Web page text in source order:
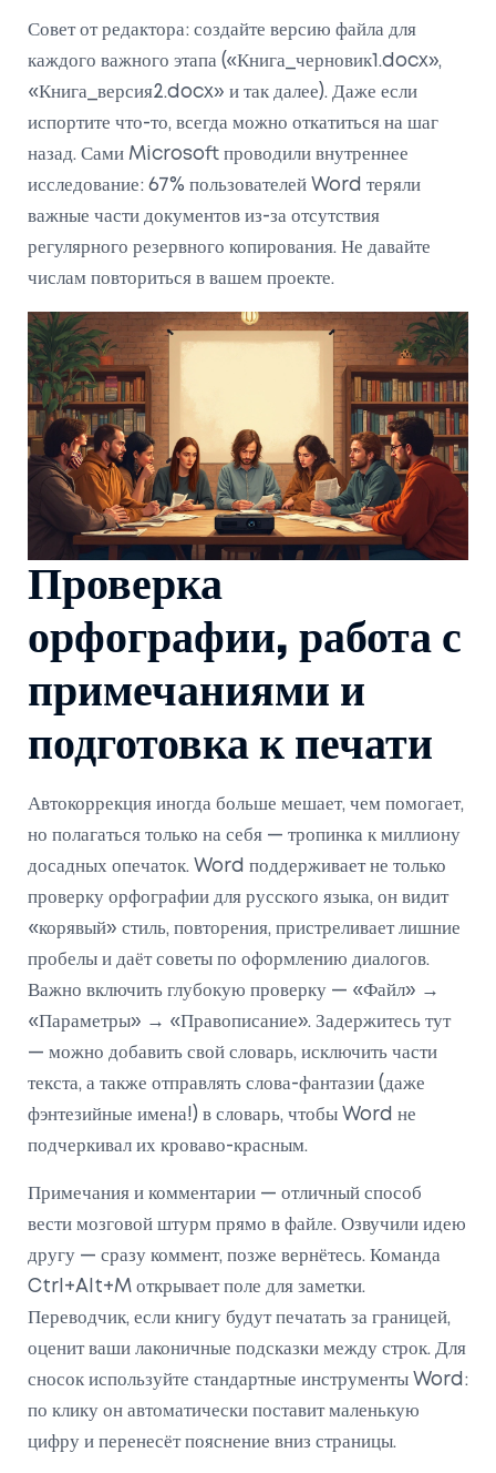
Совет от редактора: создайте версию файла для
каждого важного этапа («Книга_черновик1.docx»,
«Книга_версия2.docx» и так далее). Даже если
испортите что-то, всегда можно откатиться на шаг
назад. Сами Microsoft проводили внутреннее
исследование: 67% пользователей Word теряли
важные части документов из-за отсутствия
регулярного резервного копирования. Не давайте
числам повториться в вашем проекте.
Проверка
орфографии, работа с
примечаниями и
подготовка к печати
Автокоррекция иногда больше мешает, чем помогает,
но полагаться только на себя — тропинка к миллиону
досадных опечаток. Word поддерживает не только
проверку орфографии для русского языка, он видит
«корявый» стиль, повторения, пристреливает лишние
пробелы и даёт советы по оформлению диалогов.
Важно включить глубокую проверку — «Файл» →
«Параметры» → «Правописание». Задержитесь тут
— можно добавить свой словарь, исключить части
текста, а также отправлять слова-фантазии (даже
фэнтезийные имена!) в словарь, чтобы Word не
подчеркивал их кроваво-красным.
Примечания и комментарии — отличный способ
вести мозговой штурм прямо в файле. Озвучили идею
другу — сразу коммент, позже вернётесь. Команда
Ctrl+Alt+M открывает поле для заметки.
Переводчик, если книгу будут печатать за границей,
оценит ваши лаконичные подсказки между строк. Для
сносок используйте стандартные инструменты Word:
по клику он автоматически поставит маленькую
цифру и перенесёт пояснение вниз страницы.